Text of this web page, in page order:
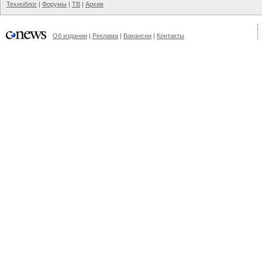
Техноблог | Форумы | ТВ | Архив
Об издании | Реклама | Вакансии | Контакты